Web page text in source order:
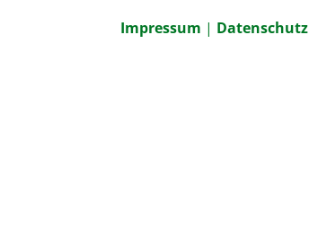
Impressum | Datenschutz